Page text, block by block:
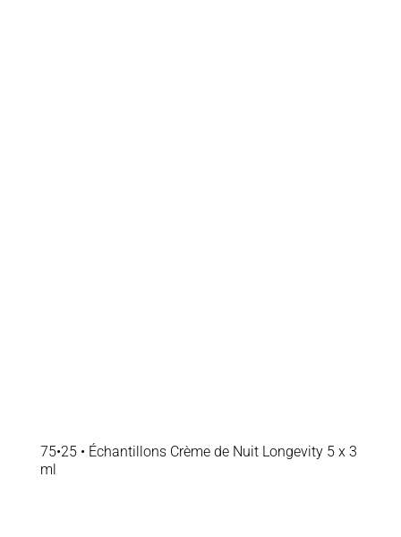
75•25 • Échantillons Crème de Nuit Longevity 5 x 3
ml